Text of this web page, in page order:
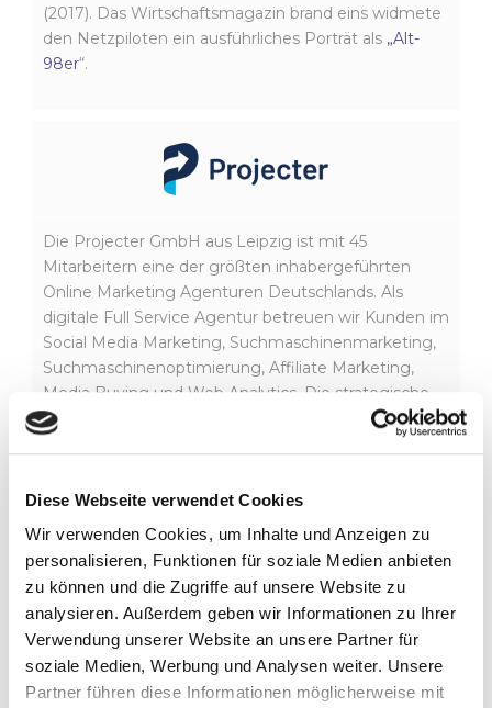
Diese Webseite verwendet Cookies
Wir verwenden Cookies, um Inhalte und Anzeigen zu
personalisieren, Funktionen für soziale Medien anbieten
zu können und die Zugriffe auf unsere Website zu
analysieren. Außerdem geben wir Informationen zu Ihrer
Verwendung unserer Website an unsere Partner für
soziale Medien, Werbung und Analysen weiter. Unsere
Partner führen diese Informationen möglicherweise mit
(2017). Das Wirtschaftsmagazin brand eins widmete
den Netzpiloten ein ausführliches Porträt als „Alt-
98er“.
Die Projecter GmbH aus Leipzig ist mit 45
Mitarbeitern eine der größten inhabergeführten
Online Marketing Agenturen Deutschlands. Als
digitale Full Service Agentur betreuen wir Kunden im
Social Media Marketing, Suchmaschinenmarketing,
Suchmaschinenoptimierung, Affiliate Marketing,
Media Buying und Web Analytics. Die strategische
Beratung, Erarbeitung von Konzepten und
Kampagnen gemeinsam mit unseren Kunden und
Vordergrund. Ob Influencer Marketing, Content
Journey: Für Kunden wie die Messe München,
Carhartt oder den Burda Verlag setzen wir die
aktuellsten Entwicklungen der Branche um und
sorgen mit unserer mehr als 10jährigen Online
Marketing Erfahrung für optimale Ergebnisse. Unser
eigenes Trainee-Programm und stetige Aus- und
Weiterbildung unseres Teams garantieren eine